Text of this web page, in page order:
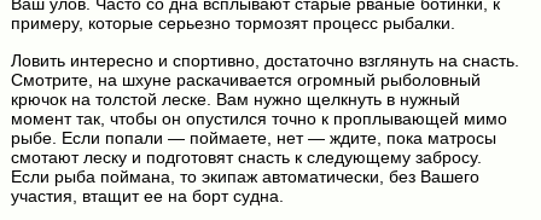
Ваш улов. Часто со дна всплывают старые рваные ботинки, к
примеру, которые серьезно тормозят процесс рыбалки.
Ловить интересно и спортивно, достаточно взглянуть на снасть.
Смотрите, на шхуне раскачивается огромный рыболовный
крючок на толстой леске. Вам нужно щелкнуть в нужный
момент так, чтобы он опустился точно к проплывающей мимо
рыбе. Если попали — поймаете, нет — ждите, пока матросы
смотают леску и подготовят снасть к следующему забросу.
Если рыба поймана, то экипаж автоматически, без Вашего
участия, втащит ее на борт судна.